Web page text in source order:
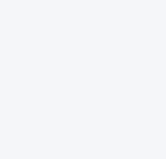
説明がまとまっています